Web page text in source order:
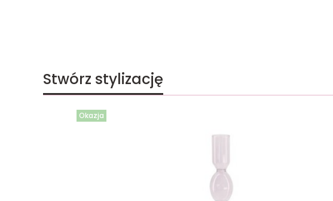
Stwórz stylizację
Okazja